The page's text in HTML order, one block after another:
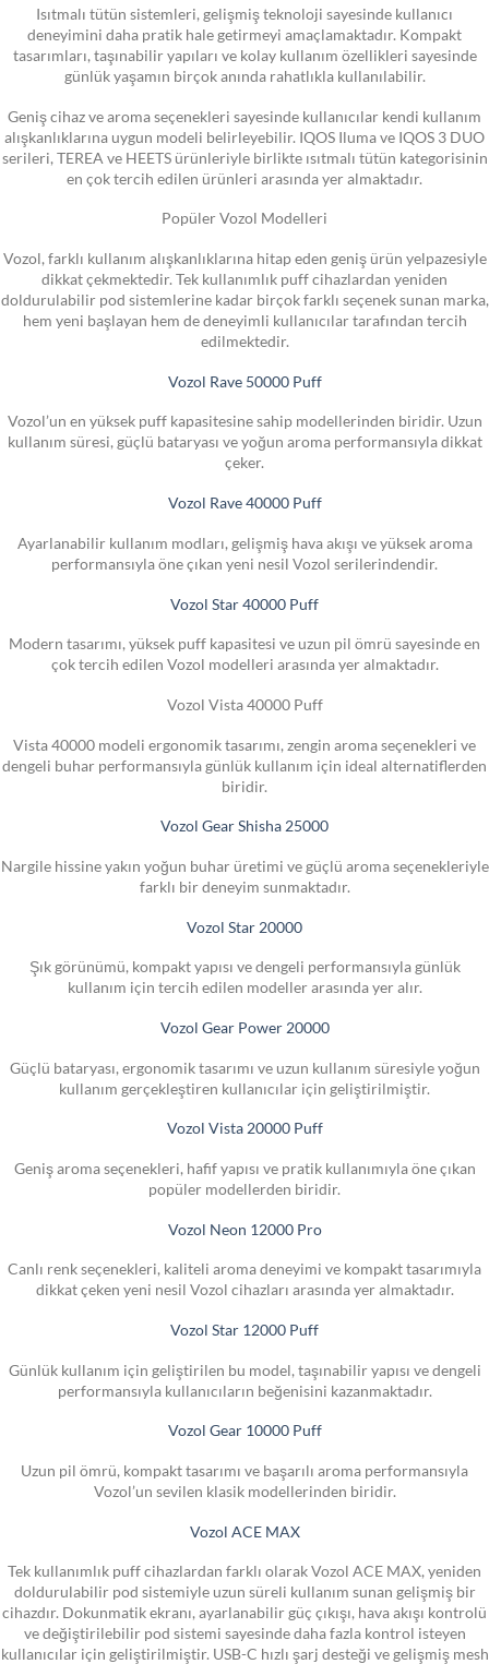
Isıtmalı tütün sistemleri, gelişmiş teknoloji sayesinde kullanıcı
deneyimini daha pratik hale getirmeyi amaçlamaktadır. Kompakt
tasarımları, taşınabilir yapıları ve kolay kullanım özellikleri sayesinde
günlük yaşamın birçok anında rahatlıkla kullanılabilir.
Geniş cihaz ve aroma seçenekleri sayesinde kullanıcılar kendi kullanım
alışkanlıklarına uygun modeli belirleyebilir. IQOS Iluma ve IQOS 3 DUO
serileri, TEREA ve HEETS ürünleriyle birlikte ısıtmalı tütün kategorisinin
en çok tercih edilen ürünleri arasında yer almaktadır.
Popüler Vozol Modelleri
Vozol, farklı kullanım alışkanlıklarına hitap eden geniş ürün yelpazesiyle
dikkat çekmektedir. Tek kullanımlık puff cihazlardan yeniden
doldurulabilir pod sistemlerine kadar birçok farklı seçenek sunan marka,
hem yeni başlayan hem de deneyimli kullanıcılar tarafından tercih
edilmektedir.
Vozol Rave 50000 Puff
Vozol’un en yüksek puff kapasitesine sahip modellerinden biridir. Uzun
kullanım süresi, güçlü bataryası ve yoğun aroma performansıyla dikkat
çeker.
Vozol Rave 40000 Puff
Ayarlanabilir kullanım modları, gelişmiş hava akışı ve yüksek aroma
performansıyla öne çıkan yeni nesil Vozol serilerindendir.
Vozol Star 40000 Puff
Modern tasarımı, yüksek puff kapasitesi ve uzun pil ömrü sayesinde en
çok tercih edilen Vozol modelleri arasında yer almaktadır.
Vozol Vista 40000 Puff
Vista 40000 modeli ergonomik tasarımı, zengin aroma seçenekleri ve
dengeli buhar performansıyla günlük kullanım için ideal alternatiflerden
biridir.
Vozol Gear Shisha 25000
Nargile hissine yakın yoğun buhar üretimi ve güçlü aroma seçenekleriyle
farklı bir deneyim sunmaktadır.
Vozol Star 20000
Şık görünümü, kompakt yapısı ve dengeli performansıyla günlük
kullanım için tercih edilen modeller arasında yer alır.
Vozol Gear Power 20000
Güçlü bataryası, ergonomik tasarımı ve uzun kullanım süresiyle yoğun
kullanım gerçekleştiren kullanıcılar için geliştirilmiştir.
Vozol Vista 20000 Puff
Geniş aroma seçenekleri, hafif yapısı ve pratik kullanımıyla öne çıkan
popüler modellerden biridir.
Vozol Neon 12000 Pro
Canlı renk seçenekleri, kaliteli aroma deneyimi ve kompakt tasarımıyla
dikkat çeken yeni nesil Vozol cihazları arasında yer almaktadır.
Vozol Star 12000 Puff
Günlük kullanım için geliştirilen bu model, taşınabilir yapısı ve dengeli
performansıyla kullanıcıların beğenisini kazanmaktadır.
Vozol Gear 10000 Puff
Uzun pil ömrü, kompakt tasarımı ve başarılı aroma performansıyla
Vozol’un sevilen klasik modellerinden biridir.
Vozol ACE MAX
Tek kullanımlık puff cihazlardan farklı olarak Vozol ACE MAX, yeniden
doldurulabilir pod sistemiyle uzun süreli kullanım sunan gelişmiş bir
cihazdır. Dokunmatik ekranı, ayarlanabilir güç çıkışı, hava akışı kontrolü
ve değiştirilebilir pod sistemi sayesinde daha fazla kontrol isteyen
kullanıcılar için geliştirilmiştir. USB-C hızlı şarj desteği ve gelişmiş mesh